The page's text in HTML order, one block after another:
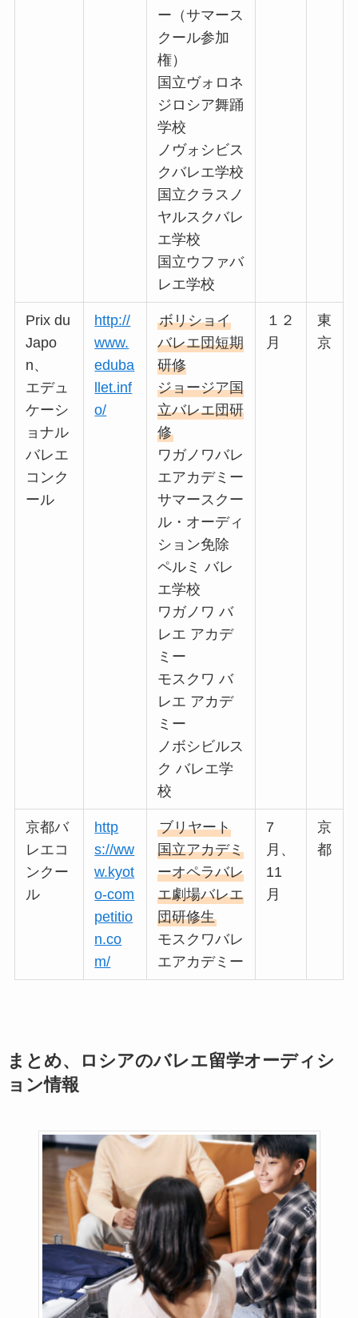
ー（サマース
クール参加
権）
国立ヴォロネ
ジロシア舞踊
学校
ノヴォシビス
クバレエ学校
国立クラスノ
ヤルスクバレ
エ学校
国立ウファバ
レエ学校
Prix du
Japo
n、
エデュ
ケーシ
ョナル
バレエ
コンク
ール
http://
www.
eduba
llet.inf
o/
ボリショイ
バレエ団短期
研修
ジョージア国
立バレエ団研
修
ワガノワバレ
エアカデミー
サマースクー
ル・オーディ
ション免除
ペルミ バレ
エ学校
ワガノワ バ
レエ アカデ
ミー
モスクワ バ
レエ アカデ
ミー
ノボシビルス
ク バレエ学
校
１２
月
東
京
京都バ
レエコ
ンクー
ル
http
s://ww
w.kyot
o-com
petitio
n.co
m/
ブリヤート
国立アカデミ
ーオペラバレ
エ劇場バレエ
団研修生
モスクワバレ
エアカデミー
7
月、
11
月
京
都
まとめ、ロシアのバレエ留学オーディシ
ョン情報